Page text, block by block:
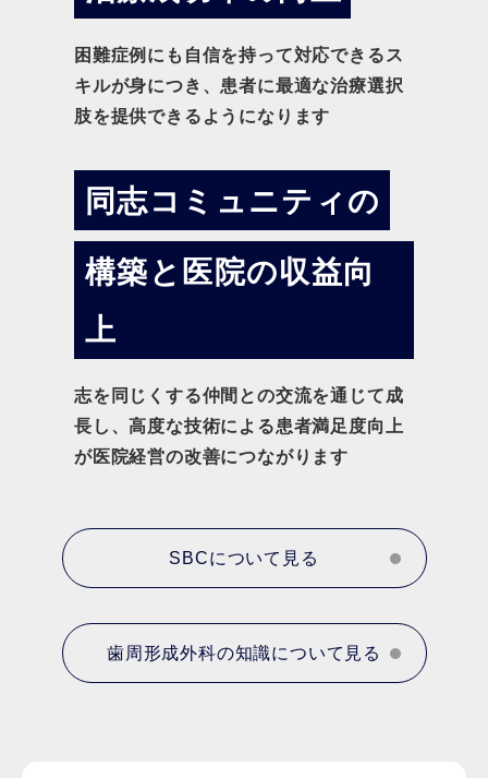
困難症例にも自信を持って対応できるス
キルが身につき、患者に最適な治療選択
肢を提供できるようになります
同志コミュニティの
構築と医院の収益向
上
志を同じくする仲間との交流を通じて成
長し、高度な技術による患者満足度向上
が医院経営の改善につながります
SBCについて見る
歯周形成外科の知識について見る